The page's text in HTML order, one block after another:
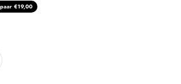
€19,00